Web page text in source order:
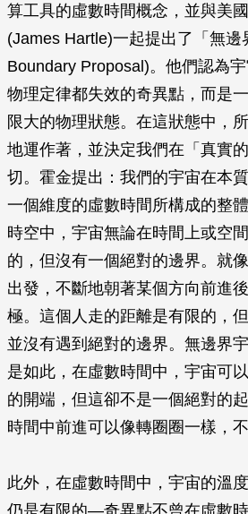
算工具的虛數時間概念，並與美
(James Hartle)一起提出了「無邊
Boundary Proposal)。他們認為
物理定律都失效的奇異點，而是
限大的物理狀態。在這狀態中，
地運作著，並決定我們在「真實
切。霍金提出：我們的宇宙在本
一個維度的虛數時間所構成的整
時空中，宇宙無論在時間上或空
的，但沒有一個絕對的邊界。就
出發，不斷地朝著某個方向前進
極。這個人走的距離是有限的，
並沒有遇到絕對的邊界。無邊界
是如此，在虛數時間中，宇宙可
的開端，但這卻不是一個絕對的
時間中前進可以像轉圈圈一樣，
此外，在虛數時間中，宇宙的溫
仍是有限的—奇異點不曾在虛數時